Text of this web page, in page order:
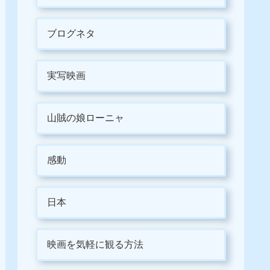
ブログネタ
実写映画
山賊の娘ローニャ
感動
日本
映画を気軽に観る方法